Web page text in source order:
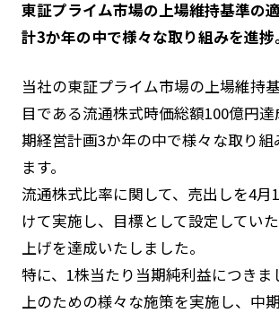
東証プライム市場の上場維持基準の
計3か年の中で様々な取り組みを進捗
当社の東証プライム市場の上場維持
目である流通株式時価総額100億円
期経営計画3か年の中で様々な取り組
ます。
流通株式比率に関して、売出しを4月
けて実施し、目標として設定してい
上げを達成いたしました。
特に、1株当たり当期純利益につきま
上のための様々な施策を実施し、中